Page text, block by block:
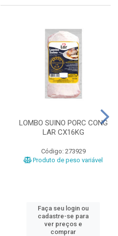
LOMBO SUINO PORC CONG
LAR CX16KG
Código: 273929
Produto de peso variável
Faça seu login ou
cadastre-se para
ver preços e
comprar